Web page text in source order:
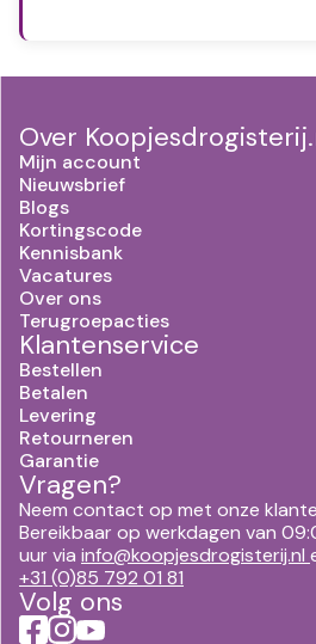
Over
Mijn account
Nieuwsbrief
Blogs
Kortingscode
Kennisbank
Vacatures
Over ons
Terugroepacties
Klantenservice
Bestellen
Betalen
Levering
Retourneren
Garantie
Vragen?
Neem contact op met onze
Bereikbaar op werkdagen van
uur via info@koopjesdrogisterij.nl
+31 (0)85 792 01 81
Volg ons